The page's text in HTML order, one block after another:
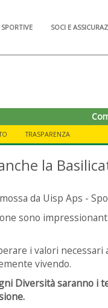
SOCI E
TRASPARENZA
la
da Uisp Aps -
sono
i valori necessari
vivendo.
Diversità saranno i